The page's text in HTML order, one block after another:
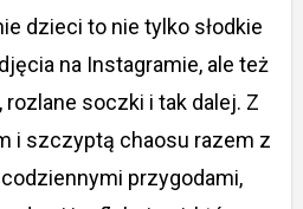
dzieci to nie tylko słodkie
na Instagramie, ale też
soczki i tak dalej. Z
i szczyptą chaosu razem z
przygodami,